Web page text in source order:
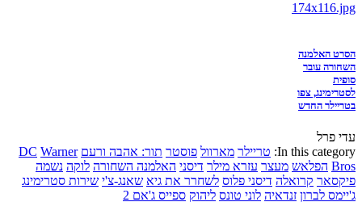
הסרט האלמנה
השחורה עובר
סופית
לסטרימינג, צפו
בטריילר החדש
עדי פרל
In this category: טריילר מארוול פוסטר תור: אהבה ורעם DC Warner
Bros הפלאש מעצר עזרא מילר דיסני האלמנה השחורה לוקה נשמה
פיקסאר קרואלה דיסני פלוס לשחרר את גיא שאנג-צ'י שירות סטרימינג
ג'יימס לברון זנדאיה לוני טונס ליהוק ספייס ג'אם 2